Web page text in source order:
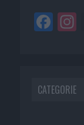
CATEGORIE